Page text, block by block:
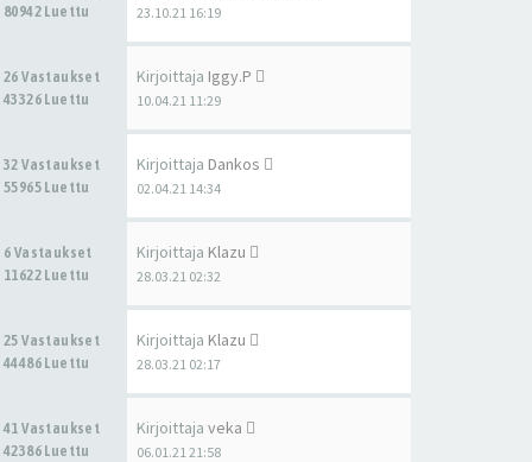
80942 Luettu
23.10.21 16:19
26 Vastaukset
43326 Luettu
Kirjoittaja Iggy.P
10.04.21 11:29
32 Vastaukset
55965 Luettu
Kirjoittaja Dankos
02.04.21 14:34
6 Vastaukset
11622 Luettu
Kirjoittaja Klazu
28.03.21 02:32
25 Vastaukset
44486 Luettu
Kirjoittaja Klazu
28.03.21 02:17
41 Vastaukset
42386 Luettu
Kirjoittaja veka
06.01.21 21:58